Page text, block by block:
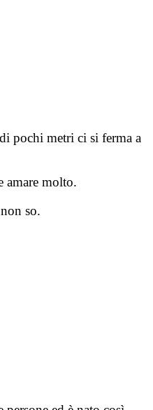
pochi metri ci si ferma a
amare molto.
so.